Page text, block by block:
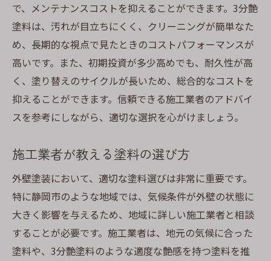
で、メンテナンスコストを抑えることができます。3分艶
塗料は、汚れが目立ちにくく、クリーニングが簡単なた
め、長期的な視点で見たときのコストパフォーマンスが
高いです。また、初期投資が多少高めでも、耐久性が高
く、塗り替えのサイクルが長いため、総合的なコストを
抑えることができます。信頼できる施工業者のアドバイ
スを参考にしながら、適切な選択を心がけましょう。
施工業者が教える塗料の選び方
外壁塗装において、適切な塗料選びは非常に重要です。
特に静岡市のような地域では、気候条件が外壁の状態に
大きく影響を与えるため、地域に詳しい施工業者と相談
することが必要です。施工業者は、地元の気候に合った
塗料や、3分艶塗料のような適度な艶感を持つ塗料を推